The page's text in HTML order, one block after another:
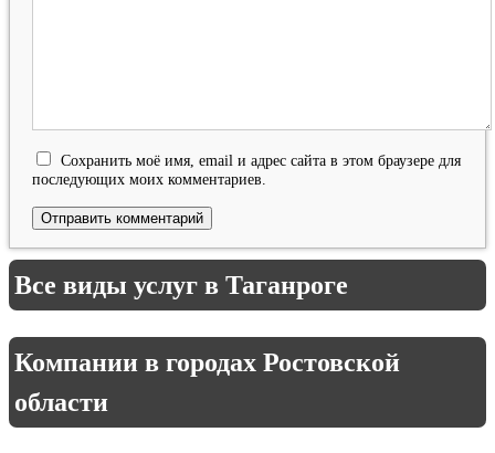
Сохранить моё имя, email и адрес сайта в этом браузере для
последующих моих комментариев.
Все виды услуг в Таганроге
Компании в городах Ростовской
области